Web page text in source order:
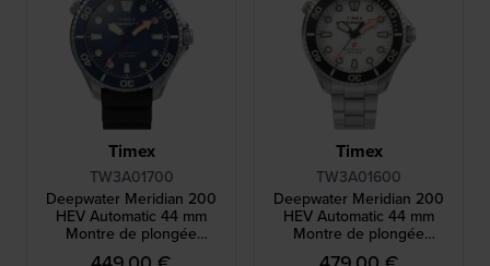
Timex
TW3A01700
Deepwater Meridian 200
HEV Automatic 44 mm
Montre de plongée
automatique en acier
Timex
TW3A01600
Deepwater Meridian 200
HEV Automatic 44 mm
Montre de plongée
automatique en acier